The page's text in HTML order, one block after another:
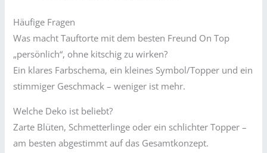
Häufige Fragen
Was macht Tauftorte mit dem besten Freund On Top
„persönlich“, ohne kitschig zu wirken?
Ein klares Farbschema, ein kleines Symbol/Topper und ein
stimmiger Geschmack – weniger ist mehr.
Welche Deko ist beliebt?
Zarte Blüten, Schmetterlinge oder ein schlichter Topper –
am besten abgestimmt auf das Gesamtkonzept.